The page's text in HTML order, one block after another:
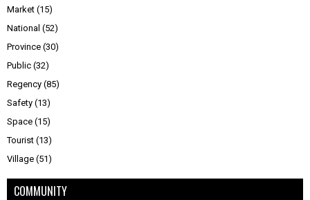
Market (15)
National (52)
Province (30)
Public (32)
Regency (85)
Safety (13)
Space (15)
Tourist (13)
Village (51)
COMMUNITY